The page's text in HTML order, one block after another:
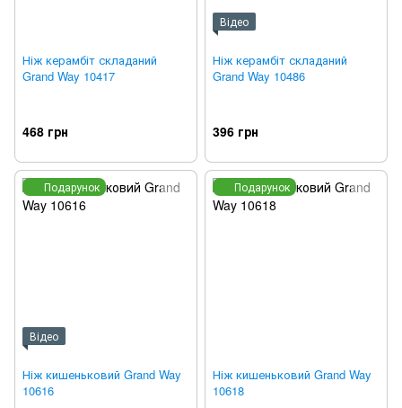
Ніж керамбіт складаний
Grand Way 10417
468 грн
Відео
Ніж керамбіт складаний
Grand Way 10486
396 грн
Подарунок
Відео
Ніж кишеньковий Grand Way
10616
Подарунок
Ніж кишеньковий Grand Way
10618